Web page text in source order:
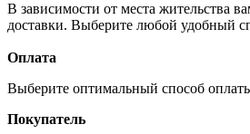
В зависимости от места жительства
доставки. Выберите любой удобный
Оплата
Выберите оптимальный способ
Покупатель